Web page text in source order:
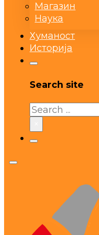
Магазин
Наука
Хуманост
Историја
Search site
Search